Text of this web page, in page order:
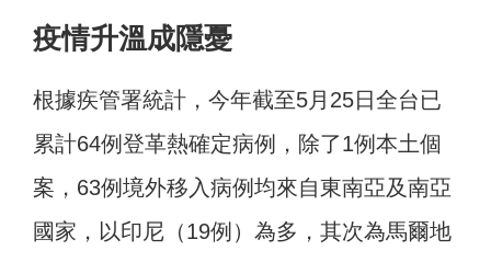
疫情升溫成隱憂
根據疾管署統計，今年截至5月25日全台已
累計64例登革熱確定病例，除了1例本土個
案，63例境外移入病例均來自東南亞及南亞
國家，以印尼（19例）為多，其次為馬爾地